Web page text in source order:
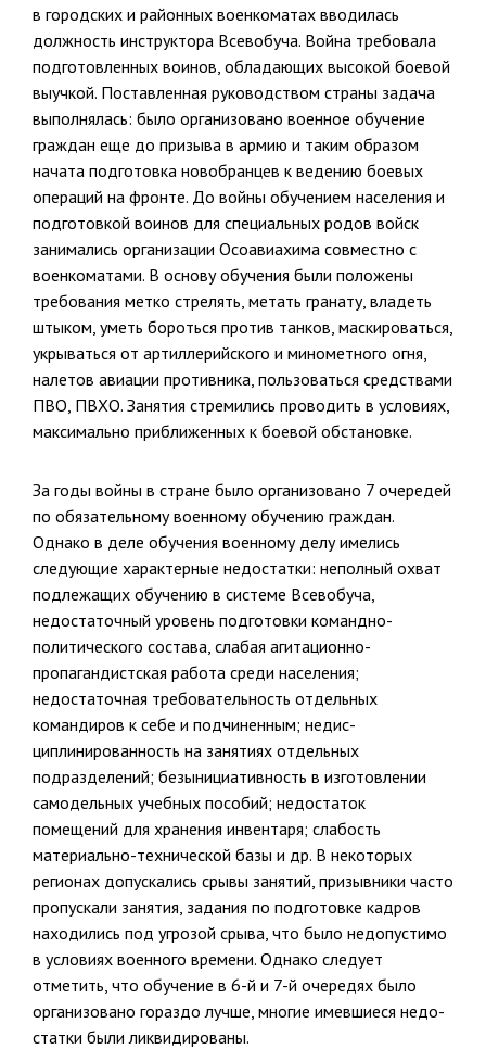
в городских и районных военкоматах вводилась
должность инструктора Всевобуча. Война требовала
подготовленных воинов, обладающих вы­сокой боевой
выучкой. Поставленная руководством страны задача
вы­полнялась: было организовано военное обучение
граждан еще до при­зыва в армию и таким образом
начата подготовка новобранцев к веде­нию боевых
операций на фронте. До войны обучением населения и
подготовкой воинов для специальных родов войск
занимались органи­зации Осоавиахима совместно с
военкоматами. В основу обучения были положены
требования метко стрелять, метать гранату, владеть
штыком, уметь бороться против танков, маскироваться,
укрываться от артил­лерийского и минометного огня,
налетов авиации противника, пользо­ваться средствами
ПВО, ПВХО. Занятия стремились проводить в усло­виях,
максимально приближенных к боевой обстановке.
За годы войны в стране было организовано 7 очередей
по обяза­тельному военному обучению граждан.
Однако в деле обучения воен­ному делу имелись
следующие характерные недостатки: неполный охват
подлежащих обучению в системе Всевобуча,
недостаточный уровень подготовки командно-
политического состава, слабая агита­ционно-
пропагандистская работа среди населения;
недостаточная тре­бовательность отдельных
командиров к себе и подчиненным; недис­
циплинированность на занятиях отдельных
подразделений; безыни­циативность в изготовлении
самодельных учебных пособий; недостаток
помещений для хранения инвентаря; слабость
материально-техниче­ской базы и др. В некоторых
регионах допускались срывы занятий, призывники часто
пропускали занятия, задания по подготовке кадров
находились под угрозой срыва, что было недопустимо
в условиях во­енного времени. Однако следует
отметить, что обучение в 6-й и 7-й очередях было
организовано гораздо лучше, многие имевшиеся недо­
статки были ликвидированы.